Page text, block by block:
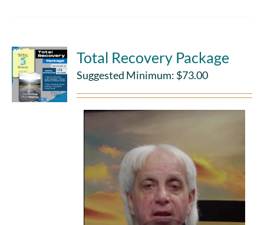
Total Recovery Package
Suggested Minimum: $73.00